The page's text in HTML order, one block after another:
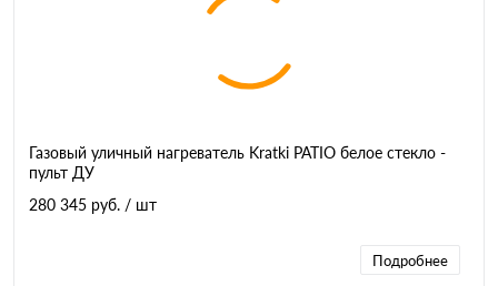
Газовый уличный нагреватель Kratki PATIO белое стекло -
пульт ДУ
280 345 руб. / шт
Подробнее